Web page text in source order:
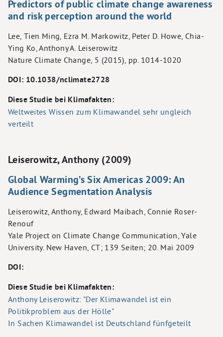
Predictors of public climate change awareness
and risk perception around the world
Lee, Tien Ming, Ezra M. Markowitz, Peter D. Howe, Chia-
Ying Ko, Anthony A. Leiserowitz
Nature Climate Change, 5 (2015), pp. 1014-1020
DOI: 10.1038/nclimate2728
Diese Studie bei Klimafakten:
Weltweites Wissen zum Klimawandel sehr ungleich
verteilt
Leiserowitz, Anthony (2009)
Global Warming’s Six Americas 2009: An
Audience Segmentation Analysis
Leiserowitz, Anthony, Edward Maibach, Connie Roser-
Renouf
Yale Project on Climate Change Communication, Yale
University. New Haven, CT; 139 Seiten; 20. Mai 2009
DOI:
Diese Studie bei Klimafakten:
Anthony Leiserowitz: "Der Klimawandel ist ein
Politikproblem aus der Hölle"
In Sachen Klimawandel ist Deutschland fünfgeteilt